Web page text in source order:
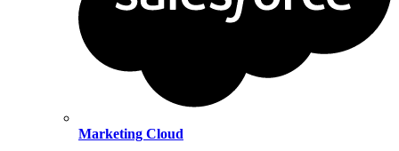
Marketing Cloud